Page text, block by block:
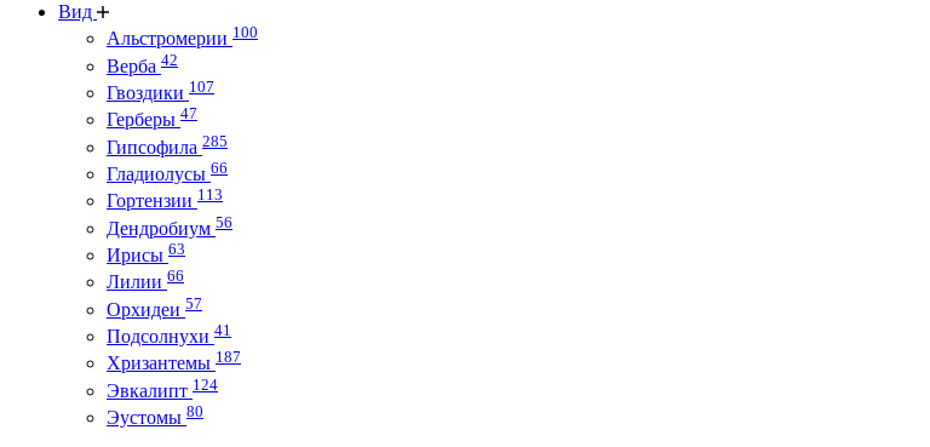
Вид
Альстромерии 100
Верба 42
Гвоздики 107
Герберы 47
Гипсофила 285
Гладиолусы 66
Гортензии 113
Дендробиум 56
Ирисы 63
Лилии 66
Орхидеи 57
Подсолнухи 41
Хризантемы 187
Эвкалипт 124
Эустомы 80